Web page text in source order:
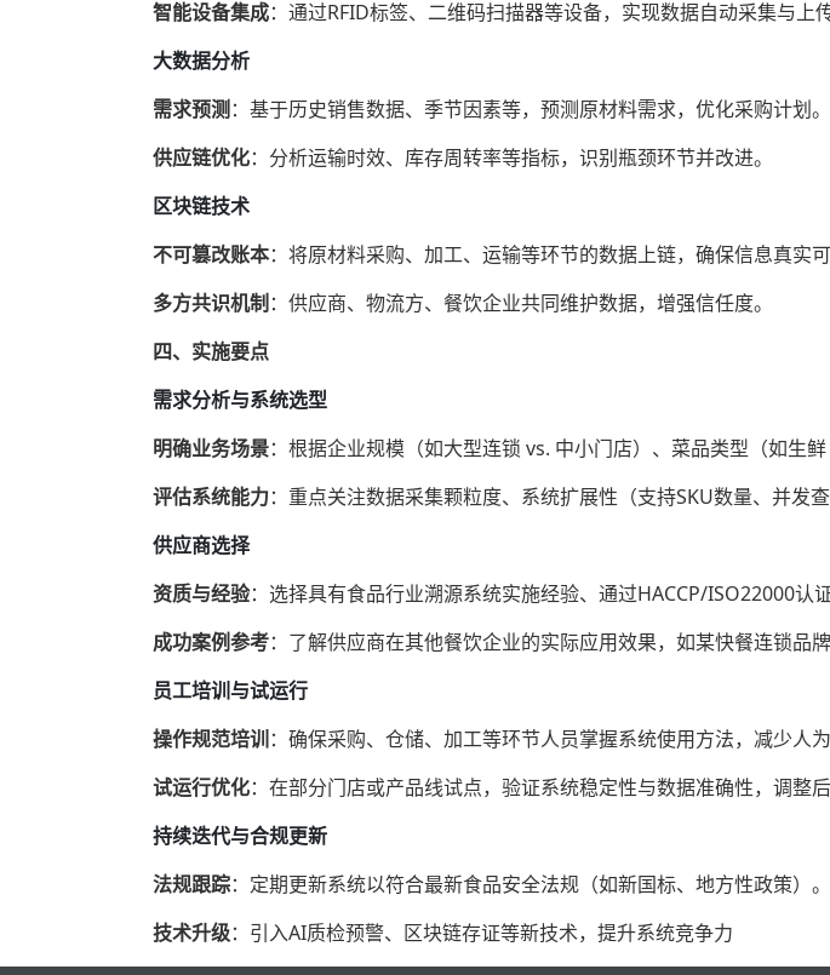
智能设备集成：通过RFID标签、二维码扫描器等设备，实现数据自动采集与上传
大数据分析
需求预测‌：基于历史销售数据、季节因素等，预测原材料需求，优化采购计划。
供应链优化‌：分析运输时效、库存周转率等指标，识别瓶颈环节并改进。
区块链技术
不可篡改账本：将原材料采购、加工、运输等环节的数据上链，确保信息真实可
多方共识机制‌：供应商、物流方、餐饮企业共同维护数据，增强信任度。
四、实施要点
需求分析与系统选型
明确业务场景：根据企业规模（如大型连锁 vs. 中小门店）、菜品类型（如生鲜
评估系统能力：重点关注数据采集颗粒度、系统扩展性（支持SKU数量、并发
供应商选择
资质与经验：选择具有食品行业溯源系统实施经验、通过HACCP/ISO22000认
成功案例参考：了解供应商在其他餐饮企业的实际应用效果，如某快餐连锁品
员工培训与试运行
操作规范培训：确保采购、仓储、加工等环节人员掌握系统使用方法，减少人为
试运行优化：在部分门店或产品线试点，验证系统稳定性与数据准确性，调整后
持续迭代与合规更新
法规跟踪‌：定期更新系统以符合最新食品安全法规（如新国标、地方性政策）。
技术升级‌：引入AI质检预警、区块链存证等新技术，提升系统竞争力